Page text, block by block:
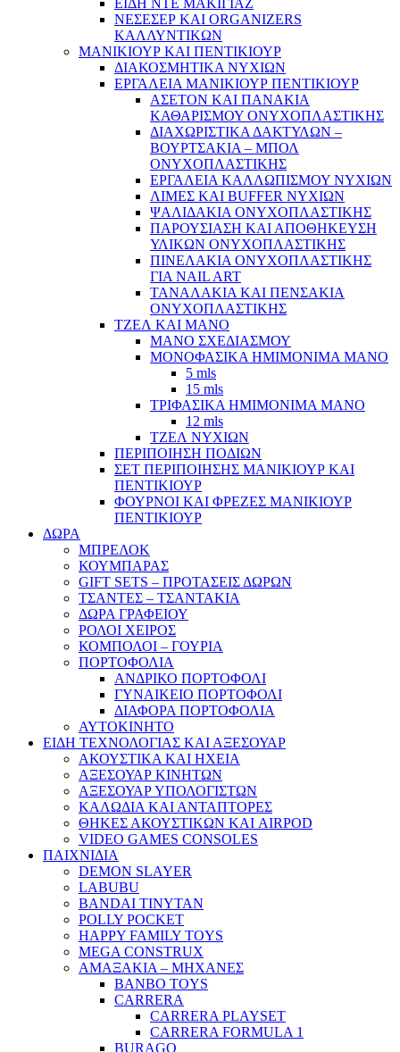
ΕΙΔΗ ΝΤΕ ΜΑΚΙΓΙΑΖ
ΝΕΣΕΣΕΡ ΚΑΙ ORGANIZERS
ΚΑΛΛΥΝΤΙΚΩΝ
ΜΑΝΙΚΙΟΥΡ ΚΑΙ ΠΕΝΤΙΚΙΟΥΡ
ΔΙΑΚΟΣΜΗΤΙΚΑ ΝΥΧΙΩΝ
ΕΡΓΑΛΕΙΑ ΜΑΝΙΚΙΟΥΡ ΠΕΝΤΙΚΙΟΥΡ
ΑΣΕΤΟΝ ΚΑΙ ΠΑΝΑΚΙΑ
ΚΑΘΑΡΙΣΜΟΥ ΟΝΥΧΟΠΛΑΣΤΙΚΗΣ
ΔΙΑΧΩΡΙΣΤΙΚΑ ΔΑΚΤΥΛΩΝ –
ΒΟΥΡΤΣΑΚΙΑ – ΜΠΟΛ
ΟΝΥΧΟΠΛΑΣΤΙΚΗΣ
ΕΡΓΑΛΕΙΑ ΚΑΛΛΩΠΙΣΜΟΥ ΝΥΧΙΩΝ
ΛΙΜΕΣ ΚΑΙ BUFFER ΝΥΧΙΩΝ
ΨΑΛΙΔΑΚΙΑ ΟΝΥΧΟΠΛΑΣΤΙΚΗΣ
ΠΑΡΟΥΣΙΑΣΗ ΚΑΙ ΑΠΟΘΗΚΕΥΣΗ
ΥΛΙΚΩΝ ΟΝΥΧΟΠΛΑΣΤΙΚΗΣ
ΠΙΝΕΛΑΚΙΑ ΟΝΥΧΟΠΛΑΣΤΙΚΗΣ
ΓΙΑ NAIL ART
ΤΑΝΑΛΑΚΙΑ ΚΑΙ ΠΕΝΣΑΚΙΑ
ΟΝΥΧΟΠΛΑΣΤΙΚΗΣ
ΤΖΕΛ ΚΑΙ ΜΑΝΟ
ΜΑΝΟ ΣΧΕΔΙΑΣΜΟΥ
ΜΟΝΟΦΑΣΙΚΑ ΗΜΙΜΟΝΙΜΑ ΜΑΝΟ
5 mls
15 mls
ΤΡΙΦΑΣΙΚΑ ΗΜΙΜΟΝΙΜΑ ΜΑΝΟ
12 mls
ΤΖΕΛ ΝΥΧΙΩΝ
ΠΕΡΙΠΟΙΗΣΗ ΠΟΔΙΩΝ
ΣΕΤ ΠΕΡΙΠΟΙΗΣΗΣ ΜΑΝΙΚΙΟΥΡ ΚΑΙ
ΠΕΝΤΙΚΙΟΥΡ
ΦΟΥΡΝΟΙ ΚΑΙ ΦΡΕΖΕΣ ΜΑΝΙΚΙΟΥΡ
ΠΕΝΤΙΚΙΟΥΡ
ΔΩΡΑ
ΜΠΡΕΛΟΚ
ΚΟΥΜΠΑΡΑΣ
GIFT SETS – ΠΡΟΤΑΣΕΙΣ ΔΩΡΩΝ
ΤΣΑΝΤΕΣ – ΤΣΑΝΤΑΚΙΑ
ΔΩΡΑ ΓΡΑΦΕΙΟΥ
ΡΟΛΟΙ ΧΕΙΡΟΣ
ΚΟΜΠΟΛΟΙ – ΓΟΥΡΙΑ
ΠΟΡΤΟΦΟΛΙΑ
ΑΝΔΡΙΚΟ ΠΟΡΤΟΦΟΛΙ
ΓΥΝΑΙΚΕΙΟ ΠΟΡΤΟΦΟΛΙ
ΔΙΑΦΟΡΑ ΠΟΡΤΟΦΟΛΙΑ
ΑΥΤΟΚΙΝΗΤΟ
ΕΙΔΗ ΤΕΧΝΟΛΟΓΙΑΣ ΚΑΙ ΑΞΕΣΟΥΑΡ
ΑΚΟΥΣΤΙΚΑ ΚΑΙ ΗΧΕΙΑ
ΑΞΕΣΟΥΑΡ ΚΙΝΗΤΩΝ
ΑΞΕΣΟΥΑΡ ΥΠΟΛΟΓΙΣΤΩΝ
ΚΑΛΩΔΙΑ ΚΑΙ ΑΝΤΑΠΤΟΡΕΣ
ΘΗΚΕΣ ΑΚΟΥΣΤΙΚΩΝ ΚΑΙ AIRPOD
VIDEO GAMES CONSOLES
ΠΑΙΧΝΙΔΙΑ
DEMON SLAYER
LABUBU
BANDAI TINYTAN
POLLY POCKET
HAPPY FAMILY TOYS
MEGA CONSTRUX
ΑΜΑΞΑΚΙΑ – ΜΗΧΑΝΕΣ
BANBO TOYS
CARRERA
CARRERA PLAYSET
CARRERA FORMULA 1
BURAGO